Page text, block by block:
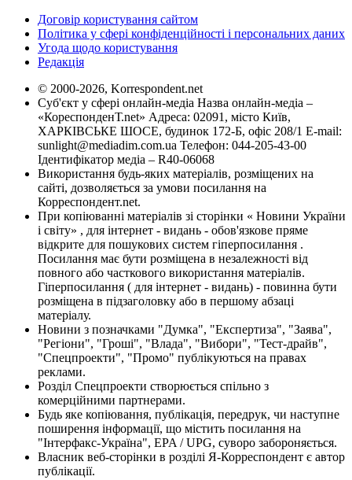
Договір користування сайтом
Політика у сфері конфіденційності і персональних даних
Угода щодо користування
Редакція
© 2000-2026, Korrespondent.net
Суб'єкт у сфері онлайн-медіа Назва онлайн-медіа –
«КореспонденТ.net» Адреса: 02091, місто Київ,
ХАРКІВСЬКЕ ШОСЕ, будинок 172-Б, офіс 208/1 E-mail:
sunlight@mediadim.com.ua Телефон: 044-205-43-00
Ідентифікатор медіа – R40-06068
Використання будь-яких матеріалів, розміщених на
сайті, дозволяється за умови посилання на
Корреспондент.net.
При копіюванні матеріалів зі сторінки « Новини України
і світу» , для інтернет - видань - обов'язкове пряме
відкрите для пошукових систем гіперпосилання .
Посилання має бути розміщена в незалежності від
повного або часткового використання матеріалів.
Гіперпосилання ( для інтернет - видань) - повинна бути
розміщена в підзаголовку або в першому абзаці
матеріалу.
Новини з позначками "Думка", "Експертиза", "Заява",
"Регіони", "Гроші", "Влада", "Вибори", "Тест-драйв",
"Спецпроекти", "Промо" публікуються на правах
реклами.
Розділ Спецпроекти створюється спільно з
комерційними партнерами.
Будь яке копіювання, публікація, передрук, чи наступне
поширення інформації, що містить посилання на
"Інтерфакс-Україна", EPA / UPG, суворо забороняється.
Власник веб-сторінки в розділі Я-Корреспондент є автор
публікації.